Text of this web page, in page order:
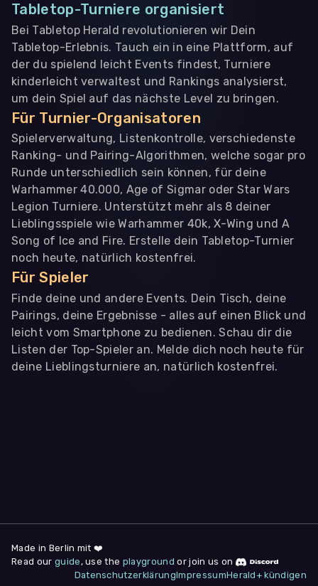
Tabletop-Turniere organisiert
Bei Tabletop Herald revolutionieren wir Dein
Tabletop-Erlebnis. Tauch ein in eine Plattform, auf
der du spielend leicht Events findest, Turniere
kinderleicht verwaltest und Rankings analysierst,
um dein Spiel auf das nächste Level zu bringen.
Für Turnier-Organisatoren
Spielerverwaltung, Listenkontrolle, verschiedenste
Ranking- und Pairing-Algorithmen, welche sogar pro
Runde unterschiedlich sein können, für deine
Warhammer 40.000, Age of Sigmar oder Star Wars
Legion Turniere. Unterstützt mehr als 8 deiner
Lieblingsspiele wie Warhammer 40k, X-Wing und A
Song of Ice and Fire. Erstelle dein Tabletop-Turnier
noch heute, natürlich kostenfrei.
Für Spieler
Finde deine und andere Events. Dein Tisch, deine
Pairings, deine Ergebnisse - alles auf einen Blick und
leicht vom Smartphone zu bedienen. Schau dir die
Listen der Top-Spieler an. Melde dich noch heute für
deine Lieblingsturniere an, natürlich kostenfrei.
deine Zustimmung jederzeit unter "
am Seitenende widerrufen.
Made in Berlin mit ❤️
Read our guide , use the playground or join us on
DatenschutzerklärungImpressumHerald+ kündigen